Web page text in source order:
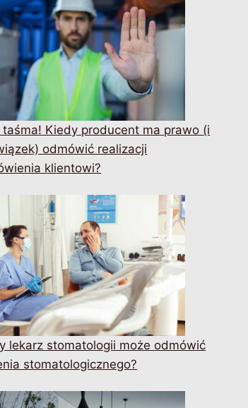
taśma! Kiedy producent ma prawo (i
odmówić realizacji
klientowi?
lekarz stomatologii może odmówić
stomatologicznego?